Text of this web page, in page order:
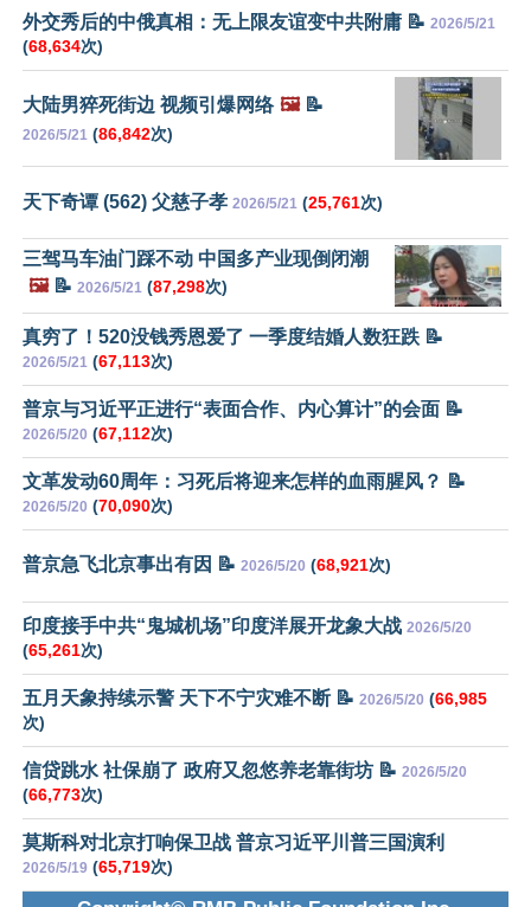
外交秀后的中俄真相：无上限友谊变中共附庸 📝 2026/5/21
(68,634次)
大陆男猝死街边 视频引爆网络 🖼️📝
2026/5/21 (86,842次)
天下奇谭 (562) 父慈子孝 2026/5/21 (25,761次)
三驾马车油门踩不动 中国多产业现倒闭潮
🖼️📝 2026/5/21 (87,298次)
真穷了！520没钱秀恩爱了 一季度结婚人数狂跌 📝
2026/5/21 (67,113次)
普京与习近平正进行“表面合作、内心算计”的会面 📝
2026/5/20 (67,112次)
文革发动60周年：习死后将迎来怎样的血雨腥风？ 📝
2026/5/20 (70,090次)
普京急飞北京事出有因 📝 2026/5/20 (68,921次)
印度接手中共“鬼城机场”印度洋展开龙象大战 2026/5/20
(65,261次)
五月天象持续示警 天下不宁灾难不断 📝 2026/5/20 (66,985
次)
信贷跳水 社保崩了 政府又忽悠养老靠街坊 📝 2026/5/20
(66,773次)
莫斯科对北京打响保卫战 普京习近平川普三国演利
2026/5/19 (65,719次)